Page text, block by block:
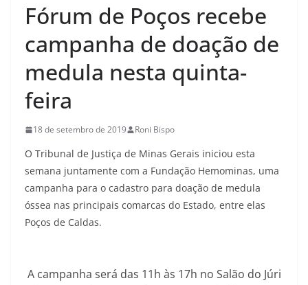
Fórum de Poços recebe
campanha de doação de
medula nesta quinta-
feira
18 de setembro de 2019 Roni Bispo
O Tribunal de Justiça de Minas Gerais iniciou esta
semana juntamente com a Fundação Hemominas, uma
campanha para o cadastro para doação de medula
óssea nas principais comarcas do Estado, entre elas
Poços de Caldas.
A campanha será das 11h às 17h no Salão do Júri